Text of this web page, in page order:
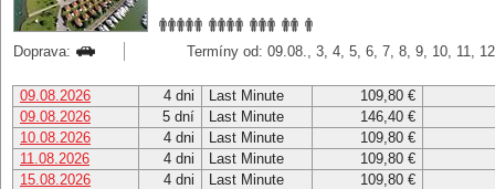
Doprava: Termíny od: 09.08., 3, 4, 5, 6, 7, 8, 9, 10, 11,
09.08.2026 4 dni Last Minute
109,80 €
09.08.2026
5 dní Last Minute
146,40 €
10.08.2026
4 dni Last Minute
109,80 €
11.08.2026
4 dni Last Minute
109,80 €
15.08.2026
4 dni Last Minute 109,80 €